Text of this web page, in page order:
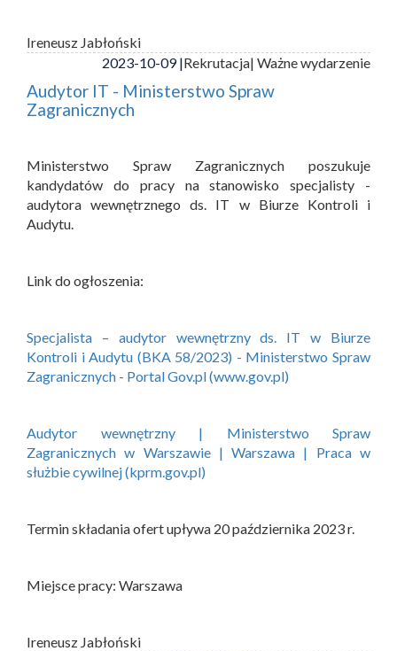
Ireneusz Jabłoński
2023-10-09 |Rekrutacja| Ważne wydarzenie
Audytor IT - Ministerstwo Spraw
Zagranicznych
Ministerstwo Spraw Zagranicznych poszukuje
kandydatów do pracy na stanowisko specjalisty -
audytora wewnętrznego ds. IT w Biurze Kontroli i
Audytu.
Link do ogłoszenia:
Specjalista – audytor wewnętrzny ds. IT w Biurze
Kontroli i Audytu (BKA 58/2023) - Ministerstwo Spraw
Zagranicznych - Portal Gov.pl (www.gov.pl)
Audytor wewnętrzny | Ministerstwo Spraw
Zagranicznych w Warszawie | Warszawa | Praca w
służbie cywilnej (kprm.gov.pl)
Termin składania ofert upływa 20 października 2023 r.
Miejsce pracy: Warszawa
Ireneusz Jabłoński